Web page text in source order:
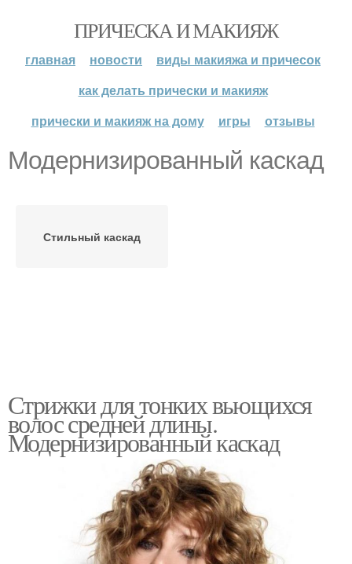
ПРИЧЕСКА И МАКИЯЖ
главная новости
виды макияжа и причесок
как делать прически и макияж
прически и макияж на дому
игры отзывы
Модернизированный каскад
Стильный каскад
Стрижки для тонких вьющихся
волос средней длины.
Модернизированный каскад